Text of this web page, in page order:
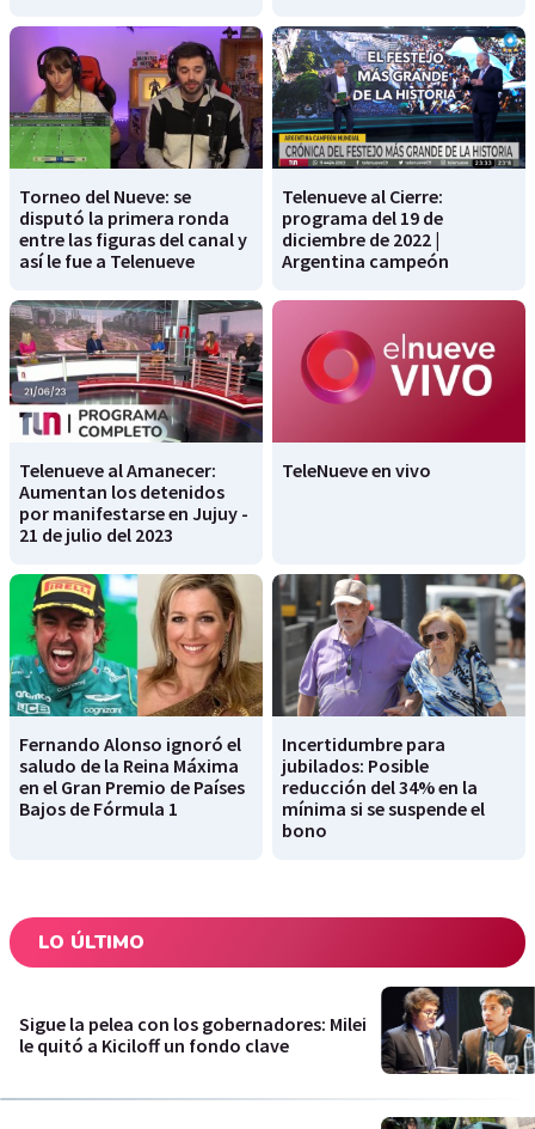
Torneo del Nueve: se
disputó la primera ronda
entre las figuras del canal y
así le fue a Telenueve
Telenueve al Cierre:
programa del 19 de
diciembre de 2022 |
Argentina campeón
Telenueve al Amanecer:
Aumentan los detenidos
por manifestarse en Jujuy -
21 de julio del 2023
TeleNueve en vivo
Fernando Alonso ignoró el
saludo de la Reina Máxima
en el Gran Premio de Países
Bajos de Fórmula 1
Incertidumbre para
jubilados: Posible
reducción del 34% en la
mínima si se suspende el
bono
LO ÚLTIMO
Sigue la pelea con los gobernadores: Milei
le quitó a Kiciloff un fondo clave